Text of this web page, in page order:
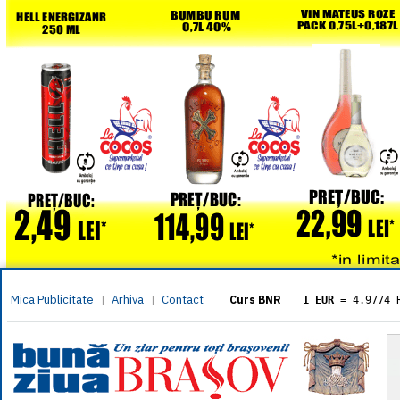
Mica Publicitate | Arhiva | Contact Curs BNR 1 EUR = 4.9774
= 5.8304
1 XAU= 464.4611
1 AED= 1.1933
1 AUD= 2.7957
1 BGN= 2.5449